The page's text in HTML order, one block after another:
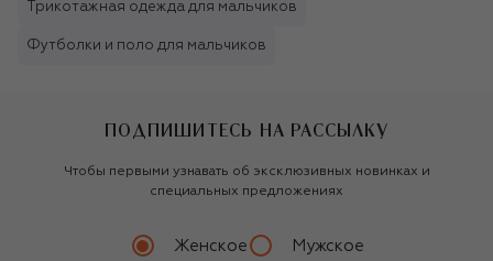
Трикотажная одежда для мальчиков
Футболки и поло для мальчиков
ПОДПИШИТЕСЬ НА РАССЫЛКУ
Чтобы первыми узнавать об эксклюзивных новинках и
специальных предложениях
Женское Мужское